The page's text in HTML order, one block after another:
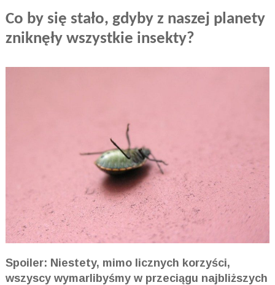
Co by się stało, gdyby z naszej planety
zniknęły wszystkie insekty?
Spoiler: Niestety, mimo licznych korzyści,
wszyscy wymarlibyśmy w przeciągu najbliższych